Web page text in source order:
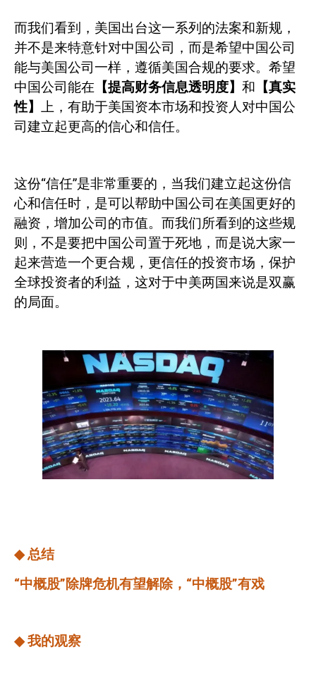
而我们看到，美国出台这一系列的法案和新规，
并不是来特意针对中国公司，而是希望中国公司
能与美国公司一样，遵循美国合规的要求。希望
中国公司能在 【提高财务信息透明度】 和 【真实
性】 上，有助于美国资本市场和投资人对中国公
司建立起更高的信心和信任。
这份“信任”是非常重要的，当我们建立起这份信
心和信任时，是可以帮助中国公司在美国更好的
融资，增加公司的市值。而我们所看到的这些规
则，不是要把中国公司置于死地，而是说大家一
起来营造一个更合规，更信任的投资市场，保护
全球投资者的利益，这对于中美两国来说是双赢
的局面。
◆总结
“中概股”除牌危机有望解除，“中概股”有戏
◆我的观察